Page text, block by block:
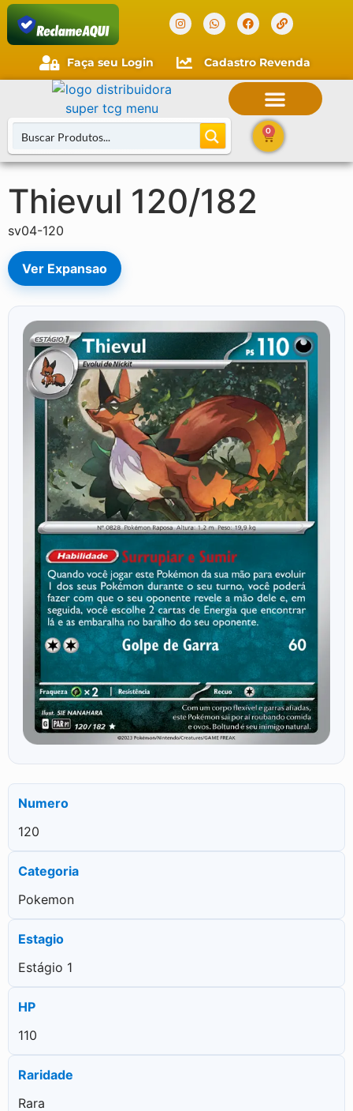
Verificada por
Faça seu Login Cadastro Revenda
0
Thievul 120/182
sv04-120
Ver Expansao
Numero
120
Categoria
Pokemon
Estagio
Estágio 1
HP
110
Raridade
Rara